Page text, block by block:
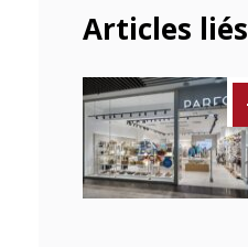
Articles liés